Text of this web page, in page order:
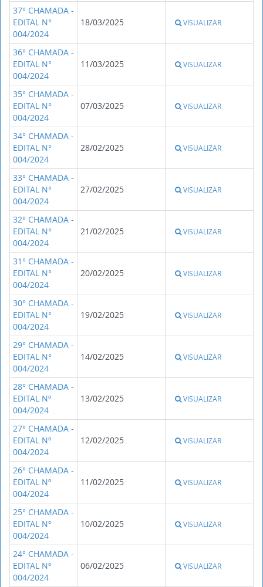
37° CHAMADA -
EDITAL N°
004/2024
18/03/2025 VISUALIZAR
36° CHAMADA -
EDITAL N°
004/2024
11/03/2025 VISUALIZAR
35° CHAMADA -
EDITAL N°
004/2024
07/03/2025 VISUALIZAR
34° CHAMADA -
EDITAL N°
004/2024
28/02/2025 VISUALIZAR
33° CHAMADA -
EDITAL N°
004/2024
27/02/2025 VISUALIZAR
32° CHAMADA -
EDITAL N°
004/2024
21/02/2025 VISUALIZAR
31° CHAMADA -
EDITAL N°
004/2024
20/02/2025 VISUALIZAR
30° CHAMADA -
EDITAL N°
004/2024
19/02/2025 VISUALIZAR
29° CHAMADA -
EDITAL N°
004/2024
14/02/2025 VISUALIZAR
28° CHAMADA -
EDITAL Nº
004/2024
13/02/2025 VISUALIZAR
27° CHAMADA -
EDITAL Nº
004/2024
12/02/2025 VISUALIZAR
26° CHAMADA -
EDITAL Nº
004/2024
11/02/2025 VISUALIZAR
25° CHAMADA -
EDITAL Nº
004/2024
10/02/2025 VISUALIZAR
24° CHAMADA -
EDITAL Nº
004/2024
06/02/2025 VISUALIZAR